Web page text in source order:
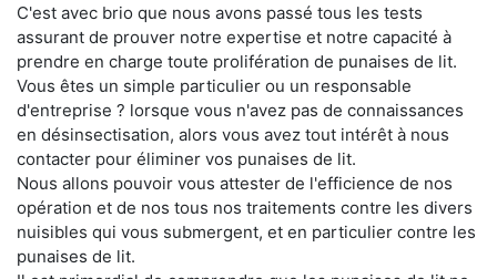
C'est avec brio que nous avons passé tous les tests
assurant de prouver notre expertise et notre capacité à
prendre en charge toute prolifération de punaises de lit.
Vous êtes un simple particulier ou un responsable
d'entreprise ? lorsque vous n'avez pas de connaissances
en désinsectisation, alors vous avez tout intérêt à nous
contacter pour éliminer vos punaises de lit.
Nous allons pouvoir vous attester de l'efficience de nos
opération et de nos tous nos traitements contre les divers
nuisibles qui vous submergent, et en particulier contre les
punaises de lit.